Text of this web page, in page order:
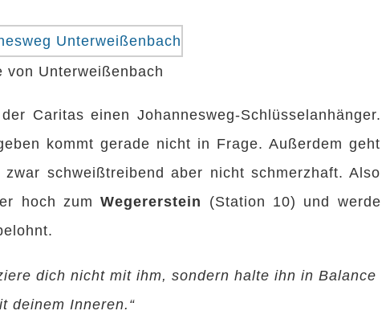
von Unterweißenbach
Caritas einen Johannesweg-Schlüsselanhänger.
kommt gerade nicht in Frage. Außerdem geht
schweißtreibend aber nicht schmerzhaft. Also
hoch zumWegererstein
(Station 10) und werde
dich nicht mit ihm, sondern halte ihn in Balance
deinem Inneren.“